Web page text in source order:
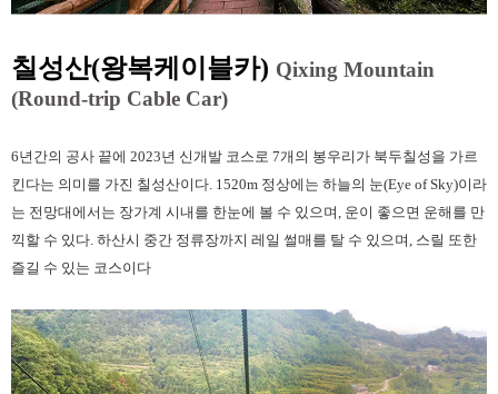
칠성산(왕복케이블카) Qixing Mountain
(Round-trip Cable Car)
6년간의 공사 끝에 2023년 신개발 코스로 7개의 봉우리가 북두칠성을 가르
킨다는 의미를 가진 칠성산이다. 1520m 정상에는 하늘의 눈(Eye of Sky)이라
는 전망대에서는 장가계 시내를 한눈에 볼 수 있으며, 운이 좋으면 운해를 만
끽할 수 있다. 하산시 중간 정류장까지 레일 썰매를 탈 수 있으며, 스릴 또한
즐길 수 있는 코스이다